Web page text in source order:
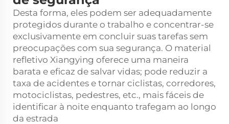
Desta forma, eles podem ser adequadamente
protegidos durante o trabalho e concentrar-se
exclusivamente em concluir suas tarefas sem
preocupações com sua segurança. O material
refletivo Xiangying oferece uma maneira
barata e eficaz de salvar vidas; pode reduzir a
taxa de acidentes e tornar ciclistas, corredores,
motociclistas, pedestres, etc., mais fáceis de
identificar à noite enquanto trafegam ao longo
da estrada